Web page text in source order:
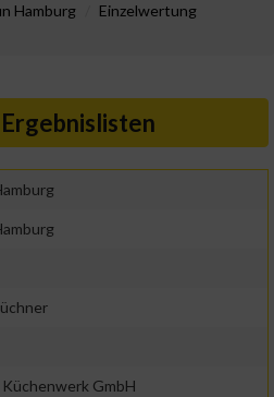
Hamburg
Einzelwertung
Küchenwerk GmbH